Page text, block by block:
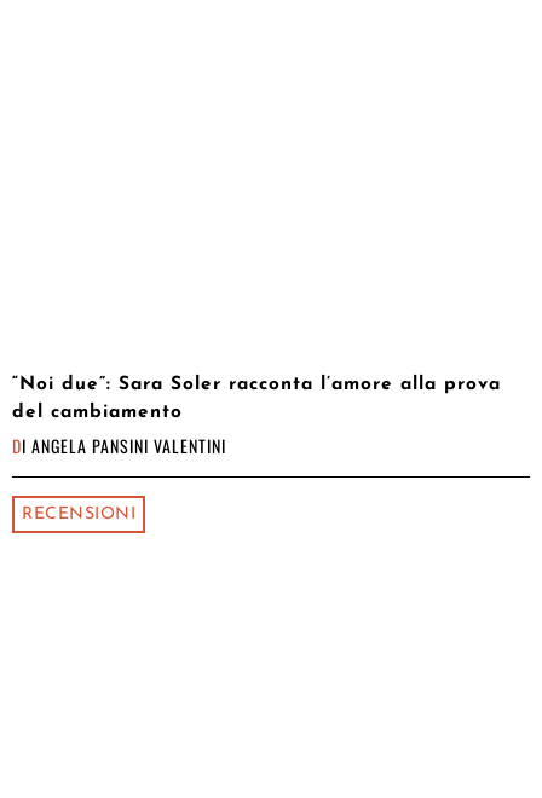
“Noi due”: Sara Soler racconta l’amore alla prova
del cambiamento
DI ANGELA PANSINI VALENTINI
RECENSIONI